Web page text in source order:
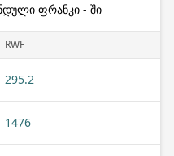
ფრანკი - ში
RWF
295.2
1476